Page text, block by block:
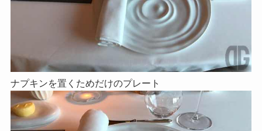
ナプキンを置くためだけのプレート